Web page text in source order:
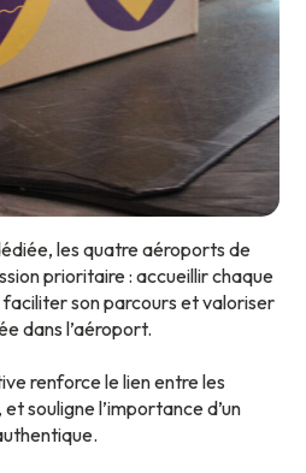
les quatre aéroports de
prioritaire : accueillir chaque
son parcours et valoriser
dans l’aéroport.
renforce le lien entre les
souligne l’importance d’un